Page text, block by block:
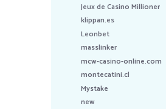
Jeux de Casino Millioner
klippan.es
Leonbet
masslinker
mcw-casino-online.com
montecatini.cl
Mystake
new